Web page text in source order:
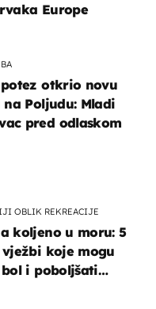
OBLIK REKREACIJE
koljeno u moru: 5
koje mogu
i poboljšati
Europe
otkrio novu
Poljudu: Mladi
pred odlaskom